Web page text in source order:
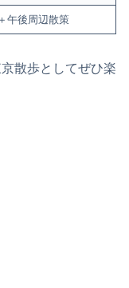
午後周辺散策
散歩としてぜひ楽